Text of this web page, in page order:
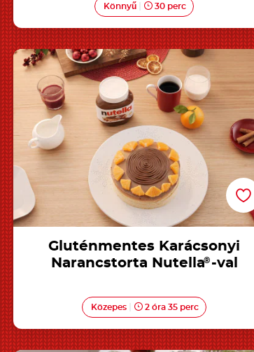
Könnyű 30 perc
Gluténmentes Karácsonyi Narancstorta
Nutella®-val
Gluténmentes Karácsonyi
Narancstorta Nutella® -val
Közepes 2 óra 35 perc